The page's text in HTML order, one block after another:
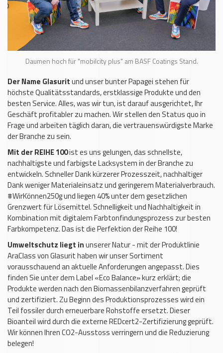
Daumen hoch für "mobilcity plus" am BASF Coatings Stand.
Der Name Glasuritund unser bunter Papagei stehen für
höchste Qualitätsstandards, erstklassige Produkte und den
besten Service. Alles, was wir tun, ist darauf ausgerichtet, Ihr
Geschäft profitabler zu machen. Wir stellen den Status quo in
Frage und arbeiten täglich daran, die vertrauenswürdigste Marke
der Branche zu sein.
Mit der REIHE 100ist es uns gelungen, das schnellste,
nachhaltigste und farbigste Lacksystem in der Branche zu
entwickeln. Schneller Dank kürzerer Prozesszeit, nachhaltiger
Dank weniger Materialeinsatz und geringerem Materialverbrauch.
#WirKönnen250g und liegen 40% unter dem gesetzlichen
Grenzwert für Lösemittel. Schnelligkeit und Nachhaltigkeit in
Kombination mit digitalem Farbtonfindungsprozess zur besten
Farbkompetenz. Das ist die Perfektion der Reihe 100!
Umweltschutz liegt inunserer Natur - mit der Produktlinie
AraClass von Glasurit haben wir unser Sortiment
vorausschauend an aktuelle Anforderungen angepasst. Dies
finden Sie unter dem Label «Eco Balance» kurz erklärt; die
Produkte werden nach den Biomassenbilanzverfahren geprüft
und zertifiziert. Zu Beginn des Produktionsprozesses wird ein
Teil fossiler durch erneuerbare Rohstoffe ersetzt. Dieser
Bioanteil wird durch die externe REDcert2-Zertifizierung geprüft.
Wir können Ihren CO2-Ausstoss verringern und die Reduzierung
belegen!